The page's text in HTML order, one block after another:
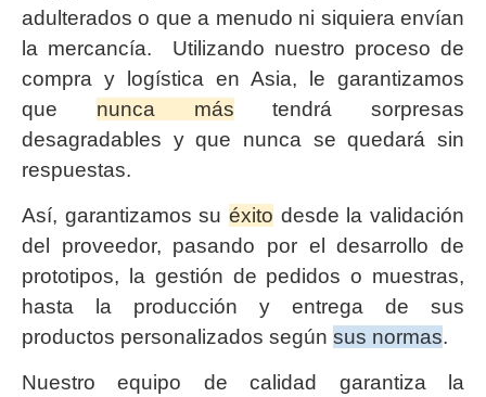
adulterados o que a menudo ni siquiera envían
la mercancía. Utilizando nuestro proceso de
compra y logística en Asia, le garantizamos
que nunca más tendrá sorpresas
desagradables y que nunca se quedará sin
respuestas.
Así, garantizamos su éxito desde la validación
del proveedor, pasando por el desarrollo de
prototipos, la gestión de pedidos o muestras,
hasta la producción y entrega de sus
productos personalizados según sus normas.
Nuestro equipo de calidad garantiza la